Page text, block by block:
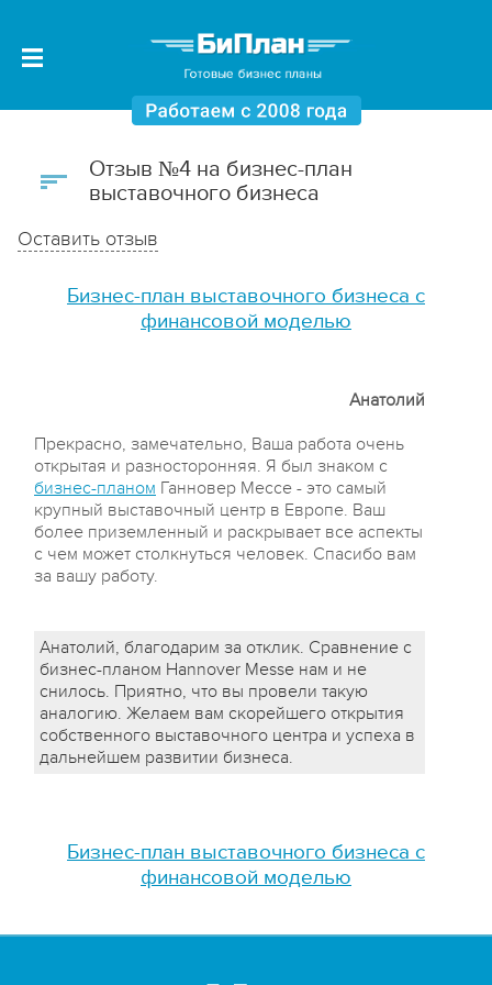
Отзыв №4 на бизнес-план
выставочного бизнеса
Оставить отзыв
Бизнес-план выставочного бизнеса с
финансовой моделью
Анатолий
Прекрасно, замечательно, Ваша работа очень
открытая и разносторонняя. Я был знаком с
бизнес-планом Ганновер Мессе - это самый
крупный выставочный центр в Европе. Ваш
более приземленный и раскрывает все аспекты
с чем может столкнуться человек. Спасибо вам
за вашу работу.
Анатолий, благодарим за отклик. Сравнение с
бизнес-планом Hannover Messe нам и не
снилось. Приятно, что вы провели такую
аналогию. Желаем вам скорейшего открытия
собственного выставочного центра и успеха в
дальнейшем развитии бизнеса.
Бизнес-план выставочного бизнеса с
финансовой моделью